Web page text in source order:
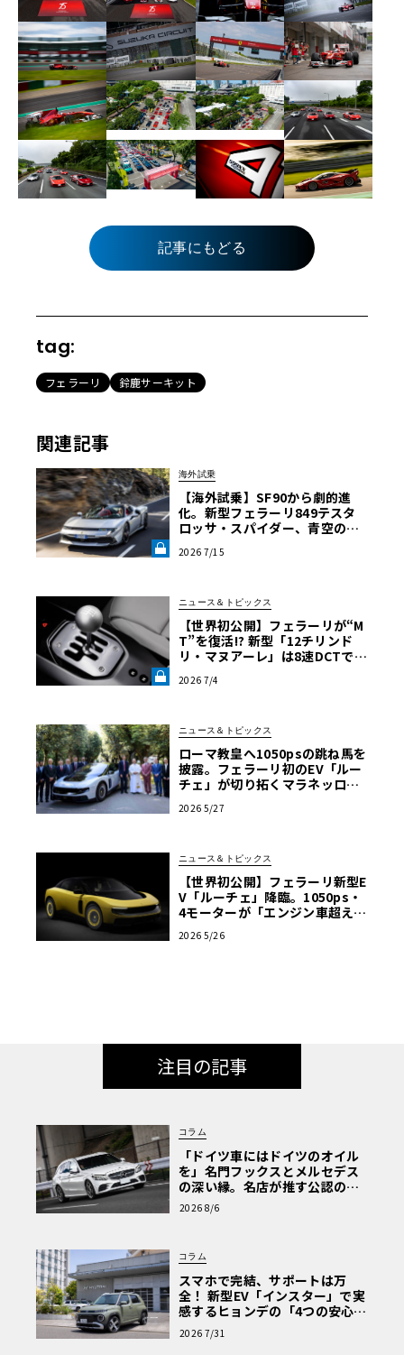
記事にもどる
tag:
フェラーリ 鈴鹿サーキット
関連記事
海外試乗
【海外試乗】SF90から劇的進
化。新型フェラーリ849テスタ
ロッサ・スパイダー、青空の下
リティ《LE VOLANT LAB》
2026 7/15
ニュース＆トピックス
【世界初公開】フェラーリが“M
T”を復活!? 新型「12チリンド
リ・マヌアーレ」は8速DCTで
E VOLANT LAB》
2026 7/4
ニュース＆トピックス
ローマ教皇へ1050psの跳ね馬を
披露。フェラーリ初のEV「ルー
チェ」が切り拓くマラネッロの
2026 5/27
ニュース＆トピックス
【世界初公開】フェラーリ新型E
V「ルーチェ」降臨。1050ps・
4モーターが「エンジン車超え」
2026 5/26
注目の記事
コラム
「ドイツ車にはドイツのオイル
を」名門フックスとメルセデス
の深い縁。名店が推す公認の安
心と、Cクラスで味わうシルキー
な走り〈PR〉
2026 8/6
コラム
スマホで完結、サポートは万
全！ 新型EV「インスター」で実
感するヒョンデの「4つの安心」
【第1回・ヒョンデ6つの疑問：
Why? Hyundai?】〈PR〉
2026 7/31